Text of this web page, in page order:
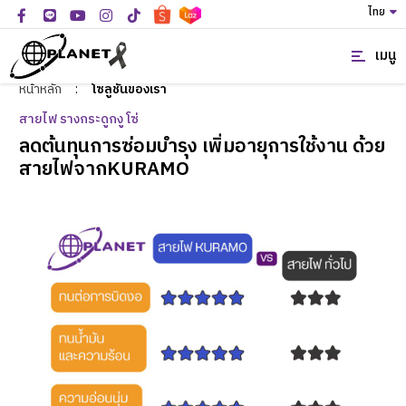
ไทย
เมนู
หน้าหลัก :
โซลูชั่นของเรา
สายไฟ รางกระดูกงู โซ่
ลดต้นทุนการซ่อมบำรุง เพิ่มอายุการใช้งาน ด้วย
สายไฟจากKURAMO